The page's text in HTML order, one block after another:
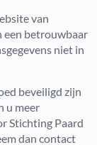
van
een betrouwbaar
niet in
beveiligd zijn
u meer
Stichting Paard
dan contact